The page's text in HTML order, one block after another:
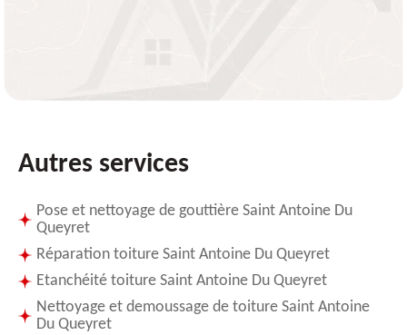
Autres services
Pose et nettoyage de gouttière Saint Antoine Du
Queyret
Réparation toiture Saint Antoine Du Queyret
Etanchéité toiture Saint Antoine Du Queyret
Nettoyage et demoussage de toiture Saint Antoine
Du Queyret